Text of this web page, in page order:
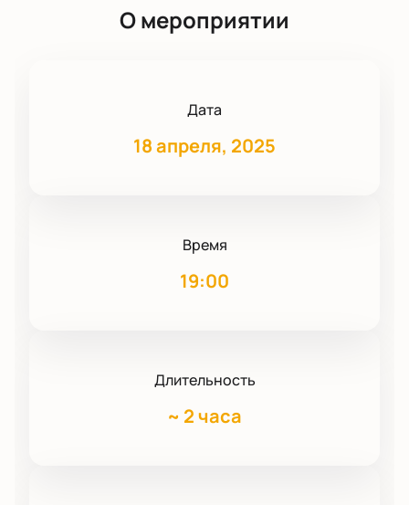
О мероприятии
Дата
18 апреля, 2025
Время
19:00
Длительность
~ 2 часа